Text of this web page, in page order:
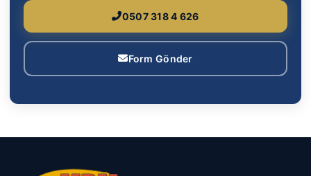
0507 318 4 626
Form Gönder